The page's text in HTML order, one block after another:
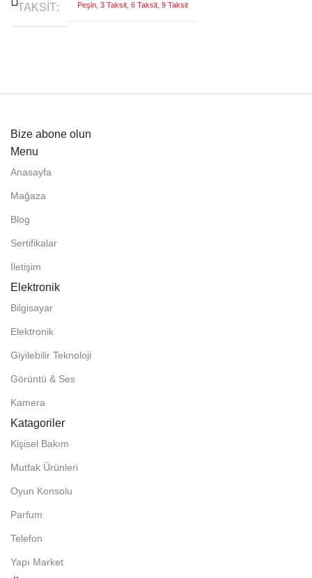
TAKSIT Peşin, 3 Taksit, 6 Taksit, 9 Taksit
Bize abone olun
Menu
Anasayfa
Mağaza
Blog
Sertifikalar
İletişim
Elektronik
Bilgisayar
Elektronik
Giyilebilir Teknoloji
Görüntü & Ses
Kamera
Katagoriler
Kişisel Bakım
Mutfak Ürünleri
Oyun Konsolu
Parfum
Telefon
Yapı Market